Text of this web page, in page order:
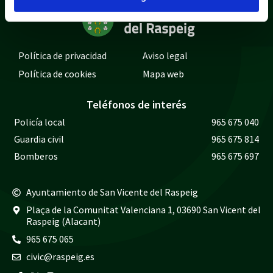
Política de privacidad
Aviso legal
Política de cookies
Mapa web
Teléfonos de interés
Policía local
965 675 040
Guardia civil
965 675 814
Bomberos
965 675 697
Ayuntamiento de San Vicente del Raspeig
Plaça de la Comunitat Valenciana 1, 03690 San Vicent del
Raspeig (Alacant)
965 675 065
civic@raspeig.es